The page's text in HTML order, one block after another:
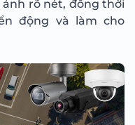
rõ nét, đồng thời
động và làm cho